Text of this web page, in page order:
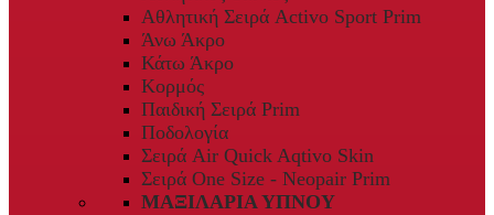
Αθλητική Σειρά Activo Sport Prim
Άνω Άκρο
Κάτω Άκρο
Κορμός
Παιδική Σειρά Prim
Ποδολογία
Σειρά Air Quick Aqtivo Skin
Σειρά One Size - Neopair Prim
ΜΑΞΙΛΆΡΙΑ ΎΠΝΟΥ